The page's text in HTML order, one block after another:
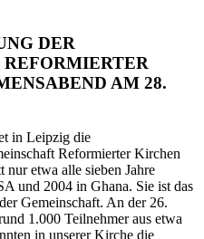
DER
AM 28.
in Leipzig die
Reformierter Kirchen
nur etwa alle sieben Jahre
und 2004 in Ghana. Sie ist das
Gemeinschaft. An der 26.
1.000 Teilnehmer aus etwa
in unserer Kirche die